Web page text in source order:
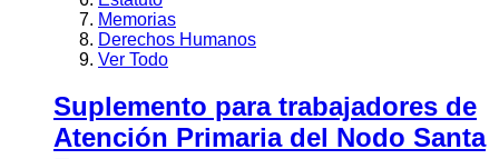
Memorias
Derechos Humanos
Ver Todo
Suplemento para trabajadores de
Atención Primaria del Nodo Santa